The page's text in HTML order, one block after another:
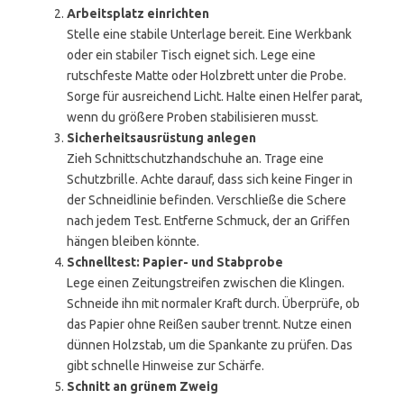
Arbeitsplatz einrichten
Stelle eine stabile Unterlage bereit. Eine Werkbank
oder ein stabiler Tisch eignet sich. Lege eine
rutschfeste Matte oder Holzbrett unter die Probe.
Sorge für ausreichend Licht. Halte einen Helfer parat,
wenn du größere Proben stabilisieren musst.
Sicherheitsausrüstung anlegen
Zieh Schnittschutzhandschuhe an. Trage eine
Schutzbrille. Achte darauf, dass sich keine Finger in
der Schneidlinie befinden. Verschließe die Schere
nach jedem Test. Entferne Schmuck, der an Griffen
hängen bleiben könnte.
Schnelltest: Papier- und Stabprobe
Lege einen Zeitungstreifen zwischen die Klingen.
Schneide ihn mit normaler Kraft durch. Überprüfe, ob
das Papier ohne Reißen sauber trennt. Nutze einen
dünnen Holzstab, um die Spankante zu prüfen. Das
gibt schnelle Hinweise zur Schärfe.
Schnitt an grünem Zweig